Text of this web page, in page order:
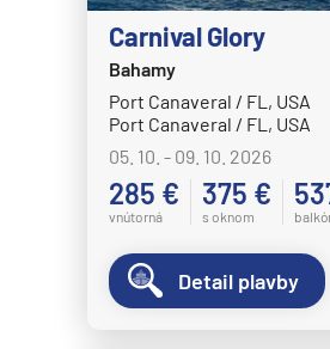
MS Polarlys
MS Richard With
MS Trollfjord
MSC Cruises
MSC Armonia
MSC Bellissima
MSC Divina
Carnival Glory
Bahamy
Port Canaveral / FL, USA
Port Canaveral / FL, USA
05. 10. - 09. 10. 2026
285 €
vnútorná
375 €
s oknom
Detail plavby